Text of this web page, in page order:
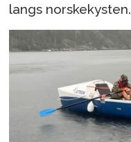
langs norskekysten.